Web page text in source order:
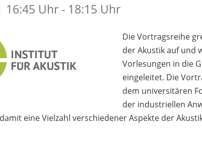
Uhr - 18:15 Uhr
Die Vortragsreihe
der Akustik auf und
Vorlesungen in die
eingeleitet. Die
dem universitären
der industriellen
eine Vielzahl verschiedener Aspekte der